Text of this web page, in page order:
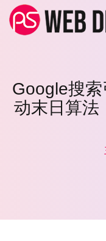
Google搜
动末日算法